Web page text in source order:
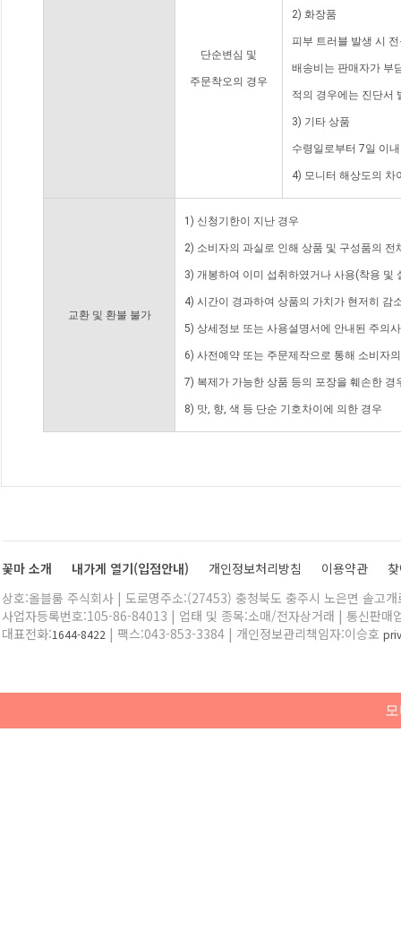
단순변심 및
주문착오의 경우
2) 화장품
피부 트러블 발생 시
배송비는 판매자가 부
적의 경우에는 진단서
3) 기타 상품
수령일로부터 7일 이
4) 모니터 해상도의 차
교환 및 환불 불가
1) 신청기한이 지난 경우
2) 소비자의 과실로 인해 상품 및 구성품의
3) 개봉하여 이미 섭취하였거나 사용(착용 및
4) 시간이 경과하여 상품의 가치가 현저히 감
5) 상세정보 또는 사용설명서에 안내된 주의
6) 사전예약 또는 주문제작으로 통해 소비자
7) 복제가 가능한 상품 등의 포장을 훼손한 경
8) 맛, 향, 색 등 단순 기호차이에 의한 경우
꽃마 소개 내가게 열기(입점안내) 개인정보처리방침 이용약관
상호:올블룸 주식회사 | 도로명주소:(27453) 충청북도 충주시 노은면 솔고
사업자등록번호:105-86-84013 | 업태 및 종목:소매/전자상거래 | 통신판매
대표전화:1644-8422 | 팩스:043-853-3384 | 개인정보관리책임자:이승호